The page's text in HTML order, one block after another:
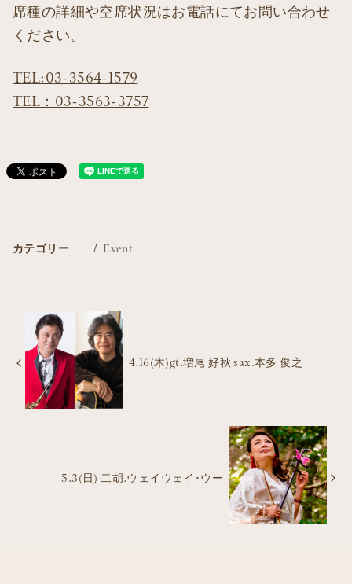
席種の詳細や空席状況はお電話にてお問い合わせ
ください。
TEL:03-3564-1579
TEL：03-3563-3757
カテゴリー Event
4.16(木)gt.増尾 好秋 sax.本多 俊之
5.3(日) 二胡.ウェイウェイ･ウー